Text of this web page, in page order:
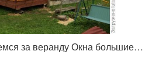
за веранду Окна большие…